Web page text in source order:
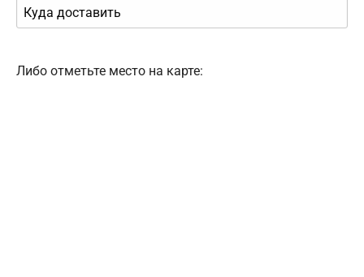
Либо отметьте место на карте: